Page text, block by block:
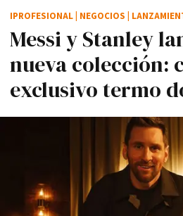
Messi y Stanley
nueva colección:
exclusivo termo
IPROFESIONAL NEGOCIOS